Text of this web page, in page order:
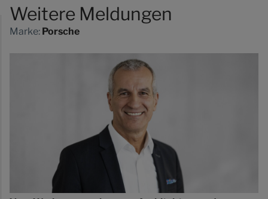
Weitere Meldungen
Marke: Porsche